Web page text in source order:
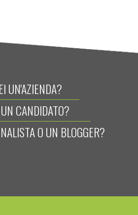
UN'AZIENDA?
CANDIDATO?
O UN BLOGGER?